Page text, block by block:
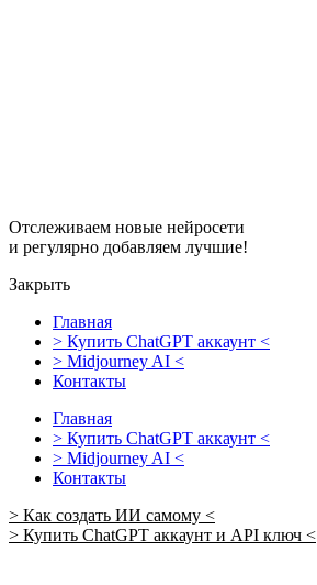
Отслеживаем новые нейросети
и регулярно добавляем лучшие!
Закрыть
Главная
> Купить ChatGPT аккаунт <
> Midjourney AI <
Контакты
Главная
> Купить ChatGPT аккаунт <
> Midjourney AI <
Контакты
> Как создать ИИ самому <
> Купить ChatGPT аккаунт и API ключ <